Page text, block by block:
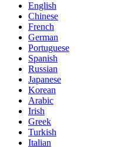
English
Chinese
French
German
Portuguese
Spanish
Russian
Japanese
Korean
Arabic
Irish
Greek
Turkish
Italian